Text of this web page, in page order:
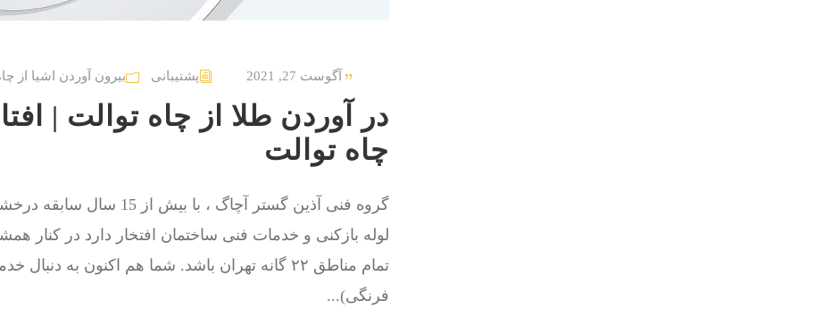
آگوست 27, 2021 پشتیبانی بیرون آوردن اشیا از
در آوردن طلا از چاه توالت |
چاه توالت
گروه فنی آذین گستر آچاگ ،
لوله بازکنی و خدمات فنی ساختمان افتخار دارد در کنار
تمام مناطق ۲۲ گانه تهران باشد. شما هم اکنون به
فرنگی)...